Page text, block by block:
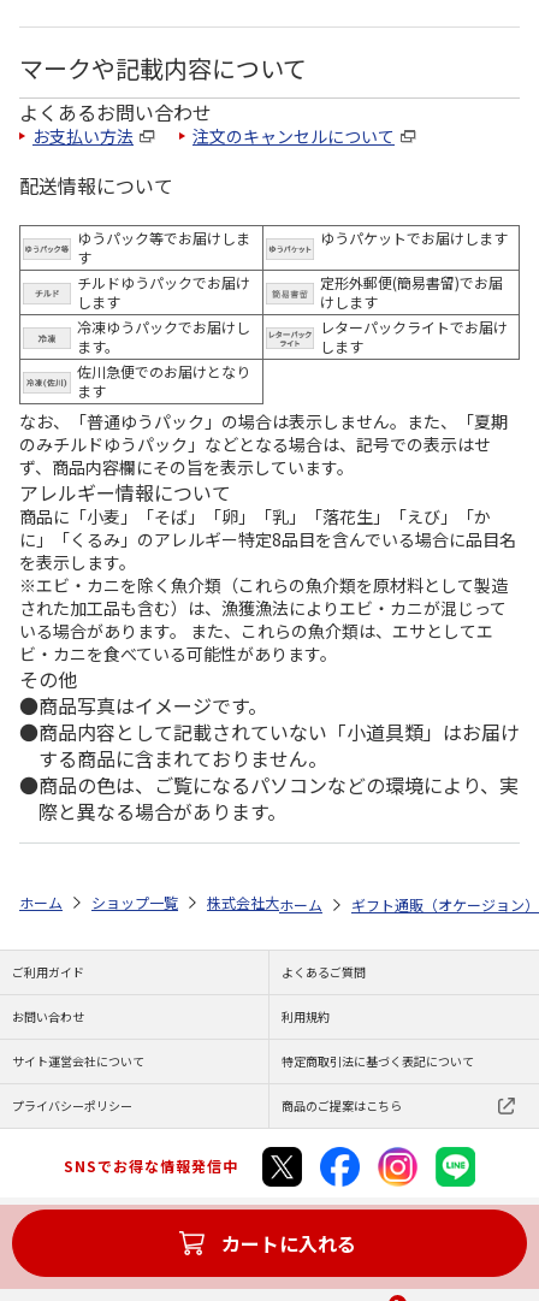
マークや記載内容について
よくあるお問い合わせ
お支払い方法 注文のキャンセルについて
配送情報について
ゆうパック等でお届けしま
す
ゆうパケットでお届けします
チルドゆうパックでお届け
します
定形外郵便(簡易書留)でお届
けします
冷凍ゆうパックでお届けし
ます。
レターパックライトでお届け
します
佐川急便でのお届けとなり
ます
なお、「普通ゆうパック」の場合は表示しません。また、「夏期
のみチルドゆうパック」などとなる場合は、記号での表示はせ
ず、商品内容欄にその旨を表示しています。
アレルギー情報について
商品に「小麦」「そば」「卵」「乳」「落花生」「えび」「か
に」「くるみ」のアレルギー特定8品目を含んでいる場合に品目名
を表示します。
※エビ・カニを除く魚介類（これらの魚介類を原材料として製造
された加工品も含む）は、漁獲漁法によりエビ・カニが混じって
いる場合があります。 また、これらの魚介類は、エサとしてエ
ビ・カニを食べている可能性があります。
その他
商品写真はイメージです。
商品内容として記載されていない「小道具類」はお届け
する商品に含まれておりません。
商品の色は、ご覧になるパソコンなどの環境により、実
際と異なる場合があります。
カートに入れる
ホーム ショップ一覧 株式会社大和 ≪沙羅≫ 天蓋花
ホーム ギフト通販（オケージョン）
ご利用ガイド よくあるご質問
お問い合わせ 利用規約
サイト運営会社について 特定商取引法に基づく表記について
プライバシーポリシー 商品のご提案はこちら
SNSでお得な情報発信中